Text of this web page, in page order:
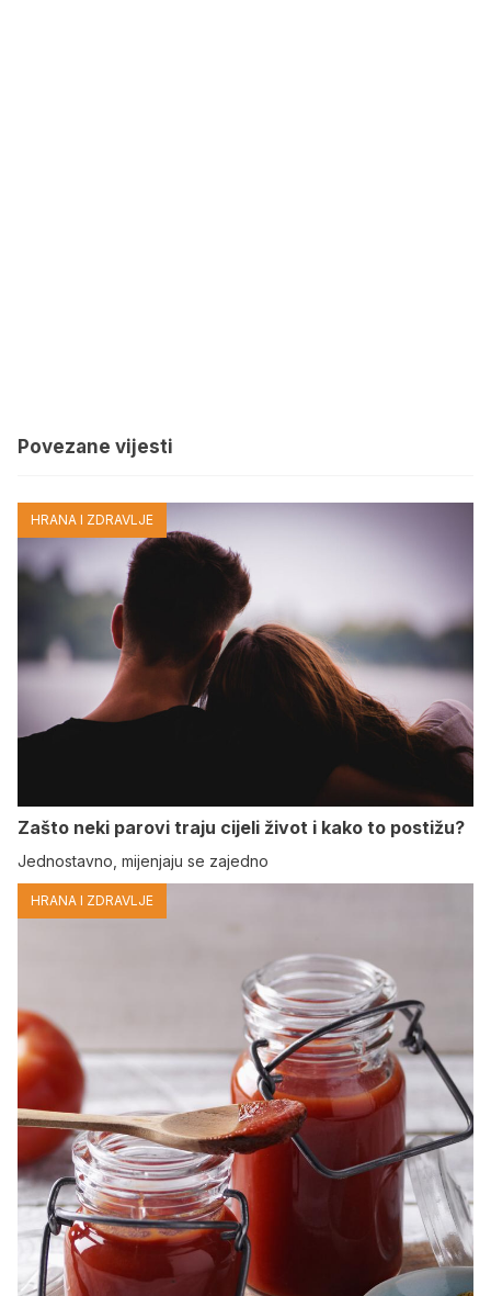
Povezane vijesti
HRANA I ZDRAVLJE
Zašto neki parovi traju cijeli život i kako to postižu?
Jednostavno, mijenjaju se zajedno
HRANA I ZDRAVLJE